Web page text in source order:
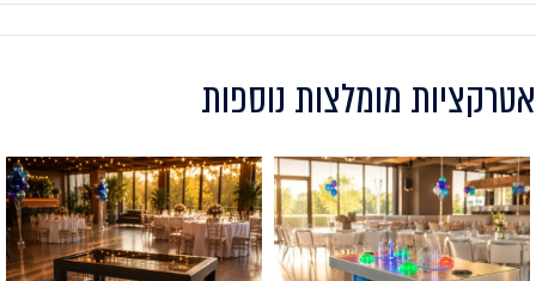
אטרקציות מומלצות נוספות